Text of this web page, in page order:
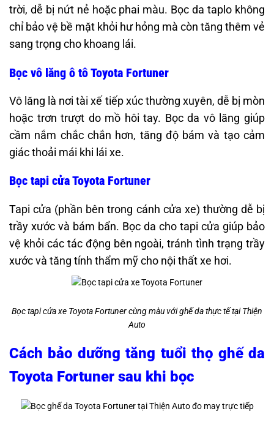
trời, dễ bị nứt nẻ hoặc phai màu. Bọc da taplo không
chỉ bảo vệ bề mặt khỏi hư hỏng mà còn tăng thêm vẻ
sang trọng cho khoang lái.
Bọc vô lăng ô tô Toyota Fortuner
Vô lăng là nơi tài xế tiếp xúc thường xuyên, dễ bị mòn
hoặc trơn trượt do mồ hôi tay. Bọc da vô lăng giúp
cầm nắm chắc chắn hơn, tăng độ bám và tạo cảm
giác thoải mái khi lái xe. ​
Bọc tapi cửa Toyota Fortuner
Tapi cửa (phần bên trong cánh cửa xe) thường dễ bị
trầy xước và bám bẩn. Bọc da cho tapi cửa giúp bảo
vệ khỏi các tác động bên ngoài, tránh tình trạng trầy
xước và tăng tính thẩm mỹ cho nội thất xe hơi.
Bọc tapi cửa xe Toyota Fortuner cùng màu với ghế da thực tế tại Thiện
Auto
Cách bảo dưỡng tăng tuổi thọ ghế da
Toyota Fortuner sau khi bọc